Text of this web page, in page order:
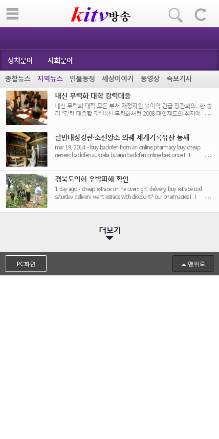
정치분야
사회분야
종합뉴스
지역뉴스 인물동정 세상이야기 동영상
속보기사
내신 무력화 대학 강력대응
내신 무력화 대학 모든 부처 재정지원 불이익 긴급 장관회의…한 총
리 “강력 대응할 것” 내신 무력화처럼 2008 대입제도의 취지에 반하
팔만대장경판·조선왕조 의궤 세계기록유산 등재
mar 19, 2014 - buy baclofen from an online pharmacy buy cheap
generic baclofen australia buying baclofen online best price [...]
경북도의회 우박피해 확인
1 day ago - cheap estrace online overnight delivery, buy estrace cod
saturday delivery. want estrace with discount? our pharmacies [...]
더보기
PC화면 맨위로